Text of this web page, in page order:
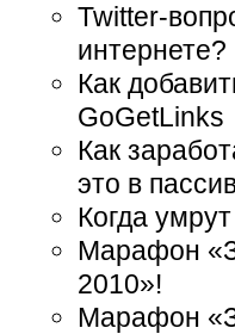
Twitter-
интернете?
Как
GoGetLinks
Как
это в
Когда
Марафон
2010»!
Марафон